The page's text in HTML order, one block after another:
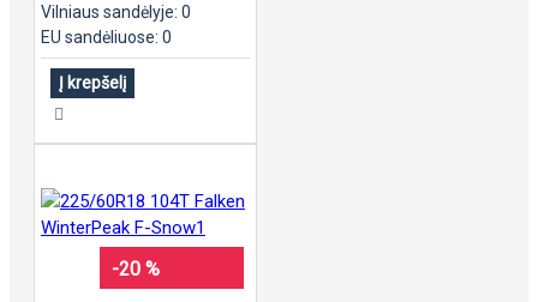
Vilniaus sandėlyje: 0
EU sandėliuose: 0
Į krepšelį
-20 %